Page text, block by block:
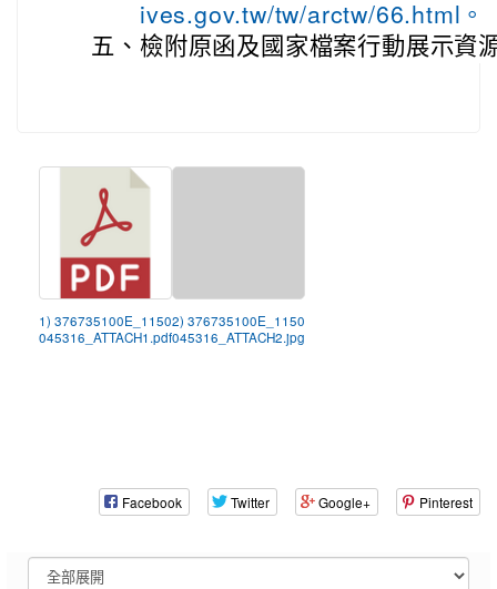
ives.gov.tw/tw/arctw/66.html。
五、 檢附原函及國家檔案行動展示資
1) 376735100E_1150
045316_ATTACH1.pdf
2) 376735100E_1150
045316_ATTACH2.jpg
Facebook Twitter Google+ Pinterest